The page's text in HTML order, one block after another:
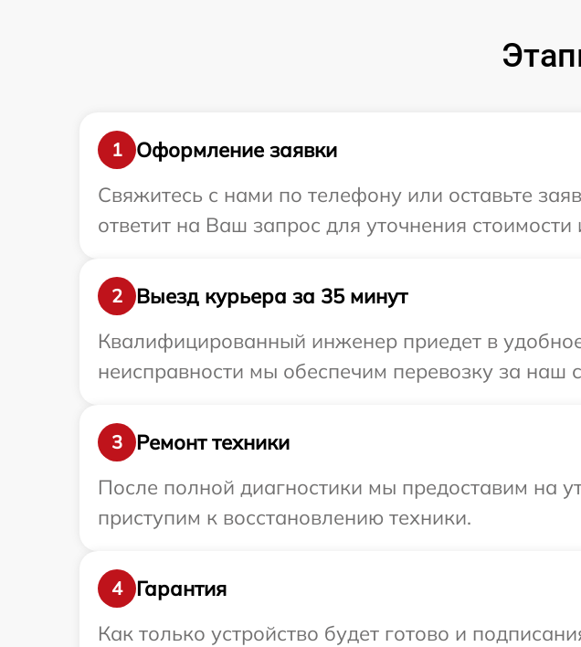
1
Оформление заявки
Свяжитесь с нами по телефону или оставьте
ответит на Ваш запрос для уточнения
2
Выезд курьера за 35 минут
Квалифицированный инженер приедет в
неисправности мы обеспечим перевозку за наш
3
Ремонт техники
После полной диагностики мы предоставим на
приступим к восстановлению техники.
4
Гарантия
Как только устройство будет готово и